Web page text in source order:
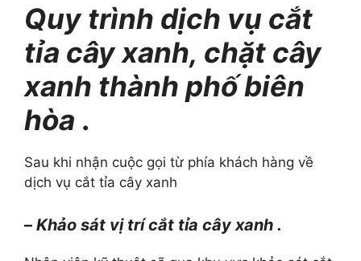
Quy trình dịch vụ cắt
tỉa cây xanh, chặt cây
xanh thành phố biên
hòa .
Sau khi nhận cuộc gọi từ phía khách hàng về
dịch vụ cắt tỉa cây xanh
– Khảo sát vị trí cắt tỉa cây xanh .